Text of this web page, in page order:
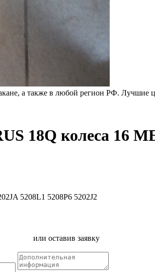
а также в любой регион РФ. Лучшие
18Q колеса 16
5208L1 5208P6 5202J2
или оставив заявку